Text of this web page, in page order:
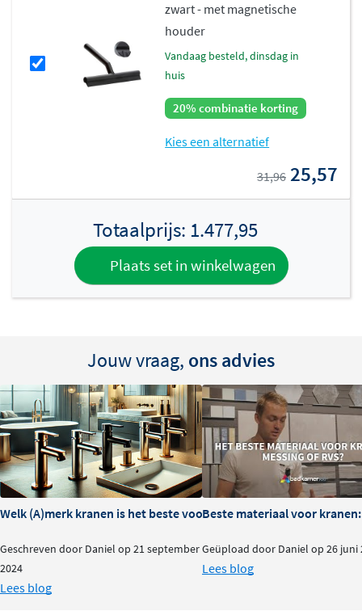
zwart - met magnetische
houder
vandaag besteld, dinsdag in
huis
20% combinatie korting
Kies een alternatief
31,96 25,57
Totaalprijs: 1.477,95
Plaats set in winkelwagen
Jouw vraag, ons advies
Welk (A)merk kranen is het beste voor je badkamer?
Geschreven door Daniel op 21 september
2024
Lees blog
Beste materiaal voor kranen:
Geüpload door Daniel op 26 juni
Lees blog